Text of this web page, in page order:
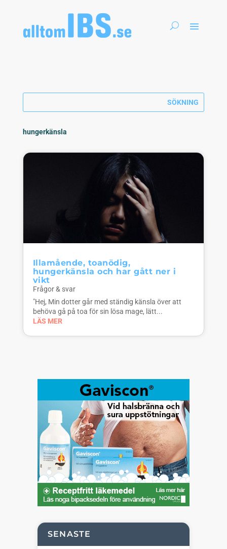
hungerkänsla
Illamående, toanödig,
hungerkänsla och har gått ner i
vikt
Frågor & svar
"Hej, Min dotter går med ständig känsla över att
behöva gå på toa för sin lösa mage, lätt...
LÄS MER
SENASTE